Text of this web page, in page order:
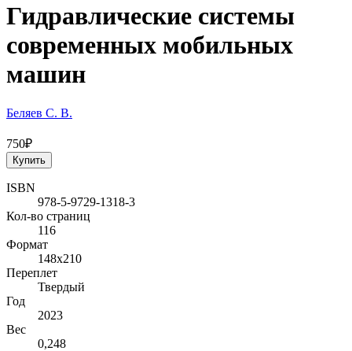
Гидравлические системы
современных мобильных
машин
Беляев С. В.
750₽
Купить
ISBN
978-5-9729-1318-3
Кол-во страниц
116
Формат
148х210
Переплет
Твердый
Год
2023
Вес
0,248